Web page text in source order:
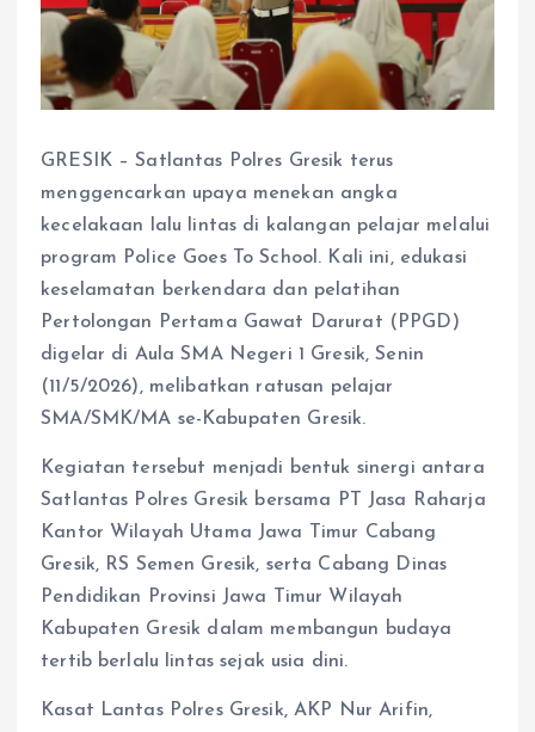
GRESIK – Satlantas Polres Gresik terus
menggencarkan upaya menekan angka
kecelakaan lalu lintas di kalangan pelajar melalui
program Police Goes To School. Kali ini, edukasi
keselamatan berkendara dan pelatihan
Pertolongan Pertama Gawat Darurat (PPGD)
digelar di Aula SMA Negeri 1 Gresik, Senin
(11/5/2026), melibatkan ratusan pelajar
SMA/SMK/MA se-Kabupaten Gresik.
Kegiatan tersebut menjadi bentuk sinergi antara
Satlantas Polres Gresik bersama PT Jasa Raharja
Kantor Wilayah Utama Jawa Timur Cabang
Gresik, RS Semen Gresik, serta Cabang Dinas
Pendidikan Provinsi Jawa Timur Wilayah
Kabupaten Gresik dalam membangun budaya
tertib berlalu lintas sejak usia dini.
Kasat Lantas Polres Gresik, AKP Nur Arifin,